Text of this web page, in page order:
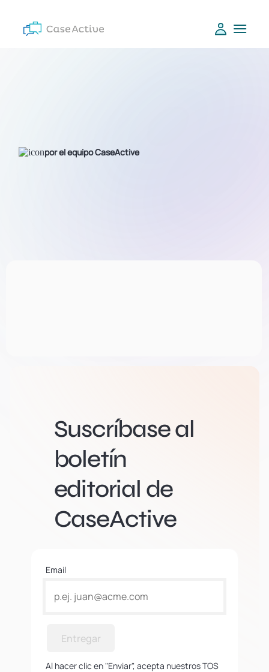
por el equipo CaseActive
Suscríbase al
boletín
editorial de
CaseActive
Email
Entregar
Al hacer clic en "Enviar", acepta nuestros TOS